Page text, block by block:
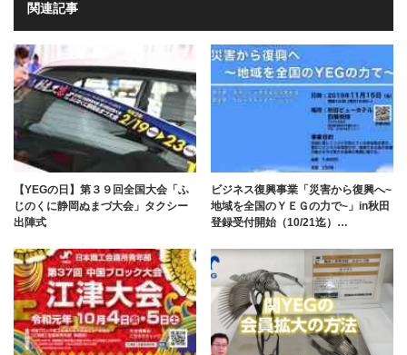
関連記事
【YEGの日】第３９回全国大会「ふ
じのくに静岡ぬまづ大会」タクシー
出陣式
ビジネス復興事業「災害から復興へ~
地域を全国のＹＥＧの力で~」in秋田
登録受付開始（10/21迄）…